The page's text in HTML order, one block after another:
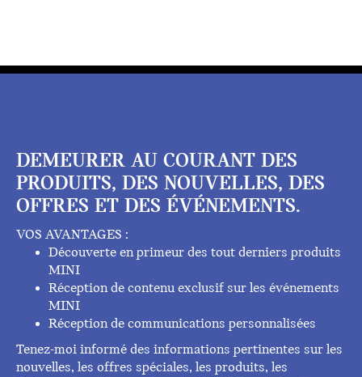
DEMEURER AU COURANT DES
PRODUITS, DES NOUVELLES, DES
OFFRES ET DES ÉVÉNEMENTS.
VOS AVANTAGES :
Découverte en primeur des tout derniers produits
MINI
Réception de contenu exclusif sur les événements
MINI
Réception de communications personnalisées
Tenez-moi informé des informations pertinentes sur les
nouvelles, les offres spéciales, les produits, les